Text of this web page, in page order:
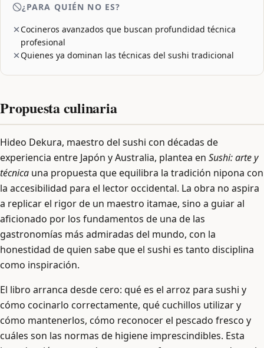
¿PARA QUIÉN NO ES?
Cocineros avanzados que buscan profundidad técnica
profesional
Quienes ya dominan las técnicas del sushi tradicional
Propuesta culinaria
Hideo Dekura, maestro del sushi con décadas de
experiencia entre Japón y Australia, plantea en Sushi: arte y
técnica una propuesta que equilibra la tradición nipona con
la accesibilidad para el lector occidental. La obra no aspira
a replicar el rigor de un maestro itamae, sino a guiar al
aficionado por los fundamentos de una de las
gastronomías más admiradas del mundo, con la
honestidad de quien sabe que el sushi es tanto disciplina
como inspiración.
El libro arranca desde cero: qué es el arroz para sushi y
cómo cocinarlo correctamente, qué cuchillos utilizar y
cómo mantenerlos, cómo reconocer el pescado fresco y
cuáles son las normas de higiene imprescindibles. Esta